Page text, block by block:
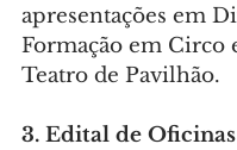
apresentações em
Formação em Circo
Teatro de Pavilhão.
3. Edital de